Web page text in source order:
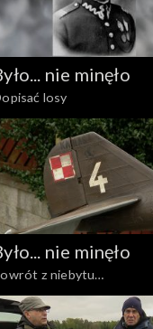
nie minęło
losy
nie minęło
z niebytu…